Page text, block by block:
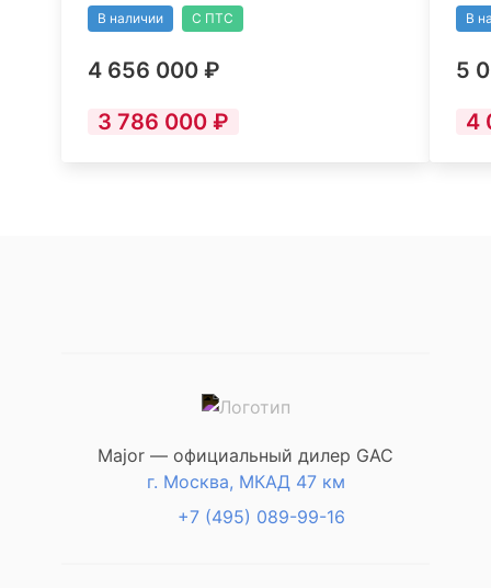
непристегнутом ремне
Трехточечные ремни
безопасности сидений третьего
В наличии С ПТС
4 656 000 ₽
3 786 000 ₽
В
5
4
Major — официальный дилер GAC
г. Москва, МКАД 47 км
+7 (495) 089-99-16